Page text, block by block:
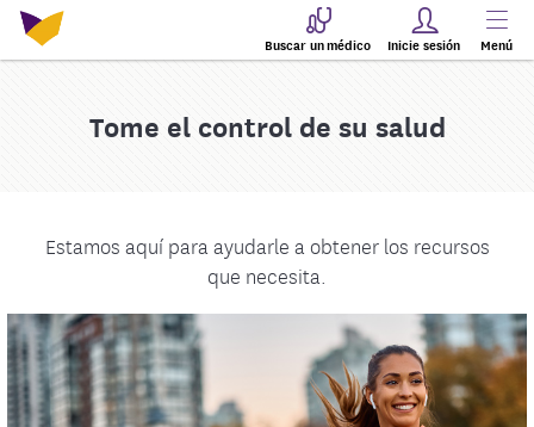
Buscar un médico Inicie sesión Menú
Tome el control de su salud
Estamos aquí para ayudarle a obtener los recursos
que necesita.